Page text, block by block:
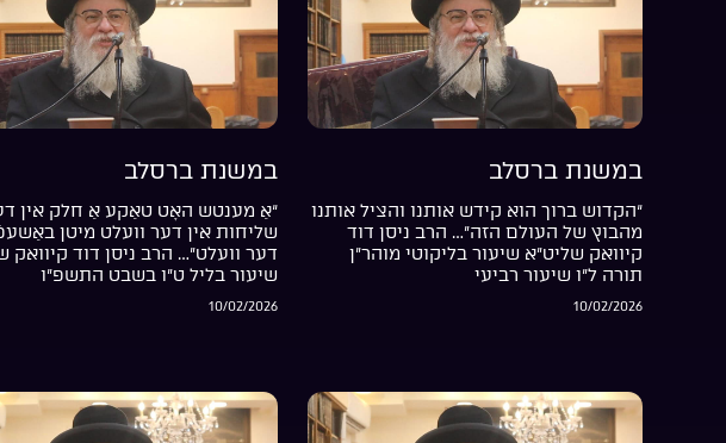
במשנת ברסלב
“הקדוש ברוך הוא קידש אותנו והציל אותנו
מהבוץ של העולם הזה”… הרב ניסן דוד
קיוואק שליט”א שיעור בליקוטי מוהר”ן
תורה ל”ו שיעור רביעי
10/02/2026
במשנת ברסלב
“אַ מענטש האָט טאַקע אַ חלק אין
שליחות אין דער וועלט מיטן
דער וועלט”… הרב ניסן דוד קיוואק
שיעור בליל ט”ו בשבט התשפ”ו
10/02/2026